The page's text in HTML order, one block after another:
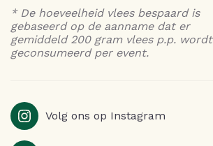
* De hoeveelheid vlees bespaard is
gebaseerd op de aanname dat er
gemiddeld 200 gram vlees p.p. wordt
geconsumeerd per event.
Volg ons op Instagram